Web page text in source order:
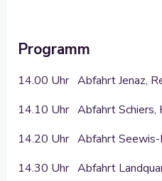
Programm
14.00 Uhr Abfahrt Jenaz,
14.10 Uhr Abfahrt Schiers,
14.20 Uhr Abfahrt Seewis-
14.30 Uhr Abfahrt